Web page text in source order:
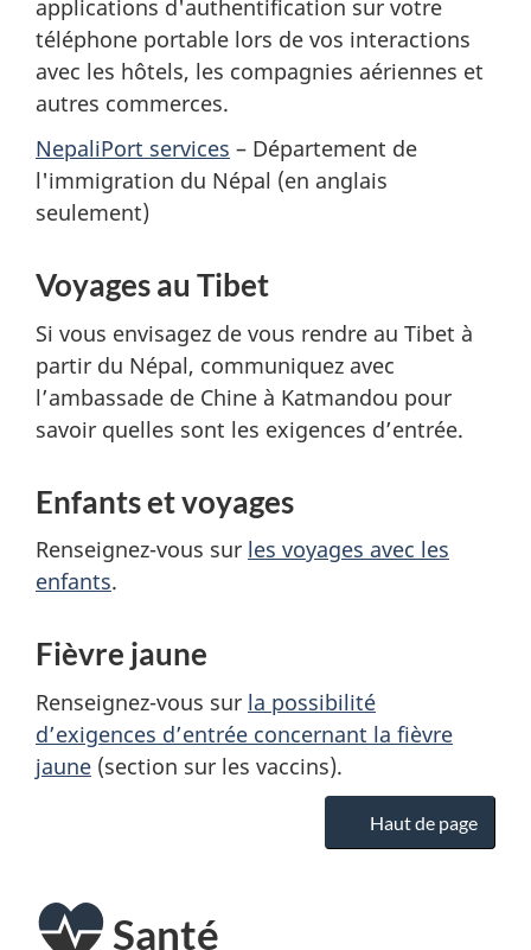
applications d'authentification sur votre
téléphone portable lors de vos interactions
avec les hôtels, les compagnies aériennes et
autres commerces.
NepaliPort services – Département de
l'immigration du Népal (en anglais
seulement)
Voyages au Tibet
Si vous envisagez de vous rendre au Tibet à
partir du Népal, communiquez avec
l’ambassade de Chine à Katmandou pour
savoir quelles sont les exigences d’entrée.
Enfants et voyages
Renseignez-vous sur les voyages avec les
enfants.
Fièvre jaune
Renseignez-vous sur la possibilité
d’exigences d’entrée concernant la fièvre
jaune (section sur les vaccins).
Haut de page
Santé